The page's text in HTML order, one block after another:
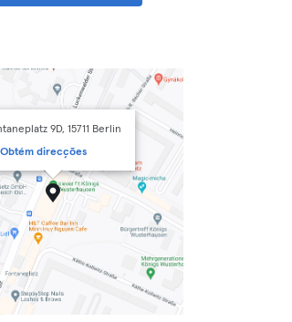
9D, 15711 Berlin
Obtém direcções